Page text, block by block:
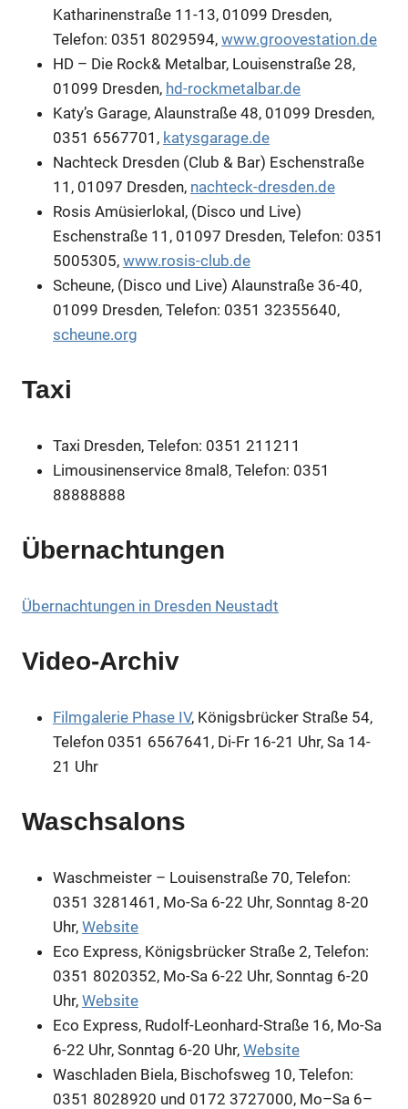
Katharinenstraße 11-13, 01099 Dresden,
Telefon: 0351 8029594, www.groovestation.de
HD – Die Rock& Metalbar, Louisenstraße 28,
01099 Dresden, hd-rockmetalbar.de
Katy’s Garage, Alaunstraße 48, 01099 Dresden,
0351 6567701, katysgarage.de
Nachteck Dresden (Club & Bar) Eschenstraße
11, 01097 Dresden, nachteck-dresden.de
Rosis Amüsierlokal, (Disco und Live)
Eschenstraße 11, 01097 Dresden, Telefon: 0351
5005305, www.rosis-club.de
Scheune, (Disco und Live) Alaunstraße 36-40,
01099 Dresden, Telefon: 0351 32355640,
scheune.org
Taxi
Taxi Dresden, Telefon: 0351 211211
Limousinenservice 8mal8, Telefon: 0351
88888888
Übernachtungen
Übernachtungen in Dresden Neustadt
Video-Archiv
Filmgalerie Phase IV, Königsbrücker Straße 54,
Telefon 0351 6567641, Di-Fr 16-21 Uhr, Sa 14-
21 Uhr
Waschsalons
Waschmeister – Louisenstraße 70, Telefon:
0351 3281461, Mo-Sa 6-22 Uhr, Sonntag 8-20
Uhr, Website
Eco Express, Königsbrücker Straße 2, Telefon:
0351 8020352, Mo-Sa 6-22 Uhr, Sonntag 6-20
Uhr, Website
Eco Express, Rudolf-Leonhard-Straße 16, Mo-Sa
6-22 Uhr, Sonntag 6-20 Uhr, Website
Waschladen Biela, Bischofsweg 10, Telefon:
0351 8028920 und 0172 3727000, Mo–Sa 6–